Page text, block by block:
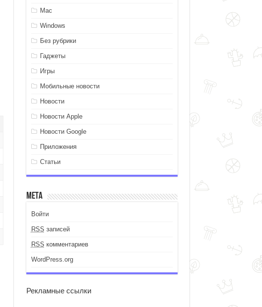
Mac
Windows
Без рубрики
Гаджеты
Игры
Мобильные новости
Новости
Новости Apple
Новости Google
Приложения
Статьи
Мета
Войти
RSS записей
RSS комментариев
WordPress.org
Рекламные ссылки